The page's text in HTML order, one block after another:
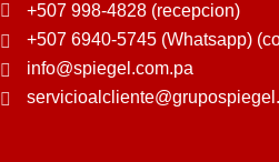
+507 998-4828 (recepcion)
+507 6940-5745 (Whatsapp)
info@spiegel.com.pa